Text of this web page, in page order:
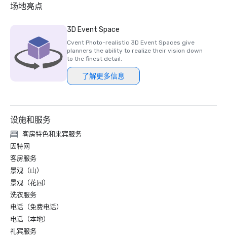
2018 年和 2019 年读者选择奖-《康德纳斯特旅行家》
2017 年最佳度假酒店-今日会议
场地亮点
3D Event Space
Cvent Photo-realistic 3D Event Spaces give
planners the ability to realize their vision down
to the finest detail.
了解更多信息
设施和服务
客房特色和来宾服务
因特网
客房服务
景观（山）
景观（花园）
洗衣服务
电话（免费电话）
电话（本地）
礼宾服务